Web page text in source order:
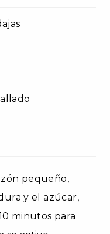
pequeño,
y el azúcar,
minutos para